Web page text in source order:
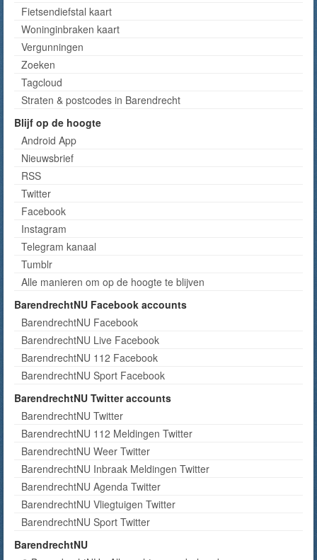
Fietsendiefstal kaart
Woninginbraken kaart
Vergunningen
Zoeken
Tagcloud
Straten & postcodes in Barendrecht
Blijf op de hoogte
Android App
Nieuwsbrief
RSS
Twitter
Facebook
Instagram
Telegram kanaal
Tumblr
Alle manieren om op de hoogte te blijven
BarendrechtNU Facebook accounts
BarendrechtNU Facebook
BarendrechtNU Live Facebook
BarendrechtNU 112 Facebook
BarendrechtNU Sport Facebook
BarendrechtNU Twitter accounts
BarendrechtNU Twitter
BarendrechtNU 112 Meldingen Twitter
BarendrechtNU Weer Twitter
BarendrechtNU Inbraak Meldingen Twitter
BarendrechtNU Agenda Twitter
BarendrechtNU Vliegtuigen Twitter
BarendrechtNU Sport Twitter
BarendrechtNU